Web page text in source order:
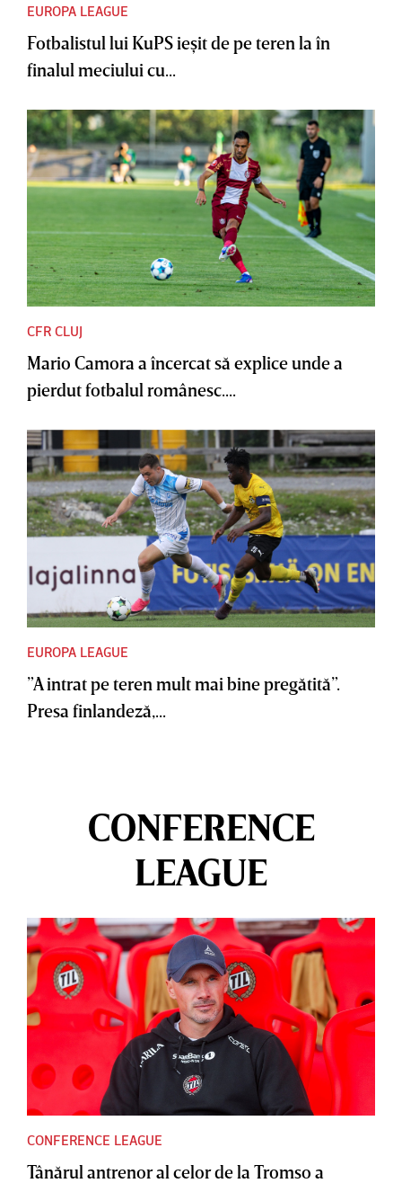
EUROPA LEAGUE
Fotbalistul lui KuPS ieşit de pe teren la în
finalul meciului cu...
CFR CLUJ
Mario Camora a încercat să explice unde a
pierdut fotbalul românesc....
EUROPA LEAGUE
”A intrat pe teren mult mai bine pregătită”.
Presa finlandeză,...
CONFERENCE
LEAGUE
CONFERENCE LEAGUE
Tânărul antrenor al celor de la Tromso a